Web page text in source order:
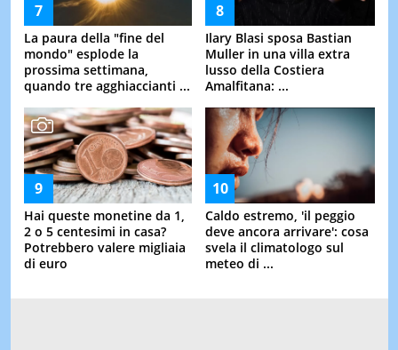
La paura della "fine del
mondo" esplode la
prossima settimana,
quando tre agghiaccianti ...
Ilary Blasi sposa Bastian
Muller in una villa extra
lusso della Costiera
Amalfitana: ...
Hai queste monetine da 1,
2 o 5 centesimi in casa?
Potrebbero valere migliaia
di euro
Caldo estremo, 'il peggio
deve ancora arrivare': cosa
svela il climatologo sul
meteo di ...